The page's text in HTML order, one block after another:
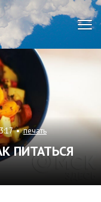
•печать
ПИТАТЬСЯ